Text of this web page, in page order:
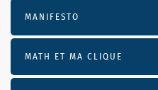
MANIFESTO
MATH ET MA CLIQUE